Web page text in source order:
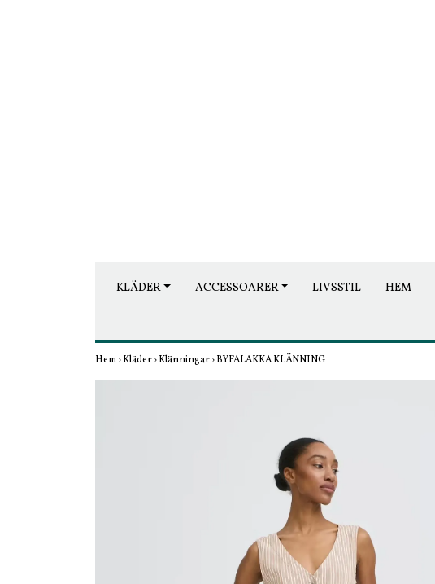
KLÄDER ACCESSOARER LIVSSTIL HEM
Hem›Kläder›Klänningar›BYFALAKKA KLÄNNING